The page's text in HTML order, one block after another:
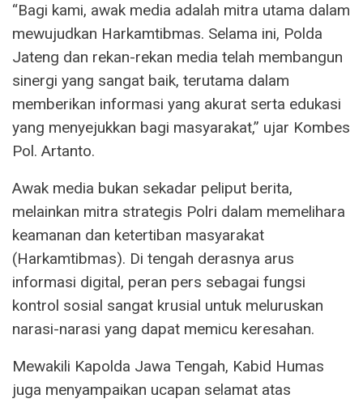
“Bagi kami, awak media adalah mitra utama dalam
mewujudkan Harkamtibmas. Selama ini, Polda
Jateng dan rekan-rekan media telah membangun
sinergi yang sangat baik, terutama dalam
memberikan informasi yang akurat serta edukasi
yang menyejukkan bagi masyarakat,” ujar Kombes
Pol. Artanto.
Awak media bukan sekadar peliput berita,
melainkan mitra strategis Polri dalam memelihara
keamanan dan ketertiban masyarakat
(Harkamtibmas). Di tengah derasnya arus
informasi digital, peran pers sebagai fungsi
kontrol sosial sangat krusial untuk meluruskan
narasi-narasi yang dapat memicu keresahan.
Mewakili Kapolda Jawa Tengah, Kabid Humas
juga menyampaikan ucapan selamat atas